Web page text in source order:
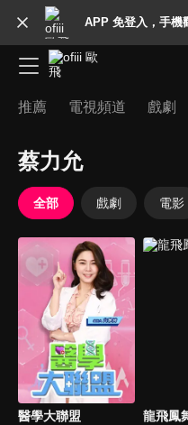
APP 免登入，手機
推薦 電視頻道 戲劇
蔡力允
全部 戲劇 電影
醫學大聯盟 龍飛鳳